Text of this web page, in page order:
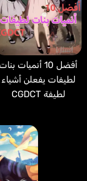
أفضل 10 أنميات بنات
لطيفات يفعلن أشياء
لطيفة CGDCT